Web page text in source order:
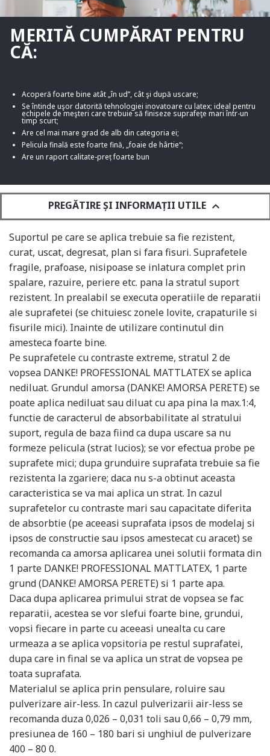
MERITĂ CUMPĂRAT PENTRU
CĂ:
Acoperă foarte bine atât „în ud”, cât şi după uscare;
Se întinde uşor datorită tehnologiei inovatoare cu latex; ideal pentru
echipele de meşteri care trebuie să finiseze suprafeţe mari într-un
timp scurt;
Are cel mai mare grad de alb din categoria ei;
Pelicula finală este foarte fină, „foaie de hârtie“;
Are un raport calitate-preț foarte bun
PREGĂTIRE ȘI INFORMAȚII UTILE keyboard_arrow_down
Suportul pe care se aplica trebuie sa fie rezistent,
curat, uscat, degresat, plan si fara fisuri. Suprafetele
fragile, prafoase, nisipoase se inlatura complet prin
spalare, razuire, periere etc. pana la stratul suport
rezistent. In prealabil se executa operatiile de reparatii
ale suprafetei (se chituiesc zonele lovite, crapaturile si
fisurile mici). Inainte de utilizare continutul din
amesteca foarte bine.
Pe suprafetele cu contraste extreme, stratul 2 de
vopsea DANKE! PROFESSIONAL MATTLATEX se aplica
nediluat. Grundul amorsa (DANKE! AMORSA PERETE) se
poate aplica nediluat sau diluat cu apa pina la max.1:4,
functie de caracterul de absorbabilitate al stratului
suport, regula de baza fiind ca dupa uscare sa nu
formeze pelicula (strat lucios); se vor efectua probe pe
suprafete mici; dupa grunduire suprafata trebuie sa fie
rezistenta la zgariere; daca nu s-a obtinut aceasta
caracteristica se va mai aplica un strat. In cazul
suprafetelor cu contraste mari sau capacitate diferita
de absorbtie (pe aceeasi suprafata ipsos de modelaj si
ipsos de constructie sau ipsos amestecat cu aracet) se
recomanda ca amorsa aplicarea unei solutii formata din
1 parte DANKE! PROFESSIONAL MATTLATEX, 1 parte
grund (DANKE! AMORSA PERETE) si 1 parte apa.
Daca dupa aplicarea primului strat de vopsea se fac
reparatii, acestea se vor slefui foarte bine, grundui,
vopsi fiecare in parte cu aceeasi unealta cu care
urmeaza a se aplica vopsitoria pe restul suprafatei,
dupa care in final se va aplica un strat de vopsea pe
toata suprafata.
Materialul se aplica prin pensulare, roluire sau
pulverizare air-less. In cazul pulverizarii air-less se
recomanda duza 0,026 – 0,031 toli sau 0,66 – 0,79 mm,
presiunea de 160 – 180 bari si unghiul de pulverizare
400 – 80 0.